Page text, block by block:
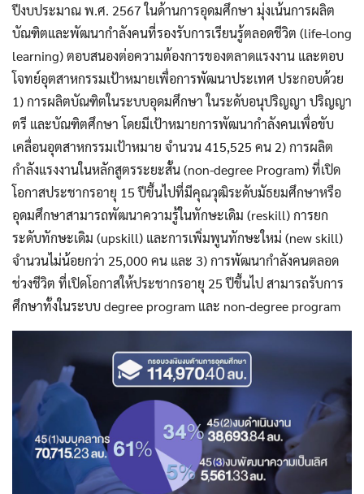
ปีงบประมาณ พ.ศ. 2567 ในด้านการอุดมศึกษา มุ่งเน้นการผลิต
บัณฑิตและพัฒนากำลังคนที่รองรับการเรียนรู้ตลอดชีวิต (life-long
learning) ตอบสนองต่อความต้องการของตลาดแรงงาน และตอบ
โจทย์อุตสาหกรรมเป้าหมายเพื่อการพัฒนาประเทศ ประกอบด้วย
1) การผลิตบัณฑิตในระบบอุดมศึกษา ในระดับอนุปริญญา ปริญญา
ตรี และบัณฑิตศึกษา โดยมีเป้าหมายการพัฒนากำลังคนเพื่อขับ
เคลื่อนอุตสาหกรรมเป้าหมาย จำนวน 415,525 คน 2) การผลิต
กำลังแรงงานในหลักสูตรระยะสั้น (non-degree Program) ที่เปิด
โอกาสประชากรอายุ 15 ปีขึ้นไปที่มีคุณวุฒิระดับมัธยมศึกษาหรือ
อุดมศึกษาสามารถพัฒนาความรู้ในทักษะเดิม (reskill) การยก
ระดับทักษะเดิม (upskill) และการเพิ่มพูนทักษะใหม่ (new skill)
จำนวนไม่น้อยกว่า 25,000 คน และ 3) การพัฒนากำลังคนตลอด
ช่วงชีวิต ที่เปิดโอกาสให้ประชากรอายุ 25 ปีขึ้นไป สามารถรับการ
ศึกษาทั้งในระบบ degree program และ non-degree program